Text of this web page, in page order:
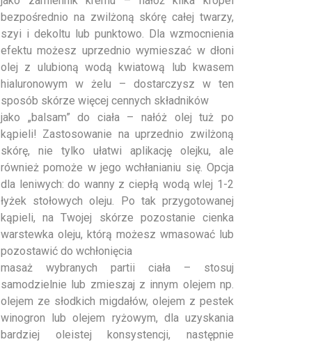
bezpośrednio na zwilżoną skórę całej twarzy,
szyi i dekoltu lub punktowo. Dla wzmocnienia
efektu możesz uprzednio wymieszać w dłoni
olej z ulubioną wodą kwiatową lub kwasem
hialuronowym w żelu – dostarczysz w ten
sposób skórze więcej cennych składników
jako „balsam” do ciała – nałóż olej tuż po
kąpieli! Zastosowanie na uprzednio zwilżoną
skórę, nie tylko ułatwi aplikację olejku, ale
również pomoże w jego wchłanianiu się. Opcja
dla leniwych: do wanny z ciepłą wodą wlej 1-2
łyżek stołowych oleju. Po tak przygotowanej
kąpieli, na Twojej skórze pozostanie cienka
warstewka oleju, którą możesz wmasować lub
pozostawić do wchłonięcia
masaż wybranych partii ciała – stosuj
samodzielnie lub zmieszaj z innym olejem np.
olejem ze słodkich migdałów, olejem z pestek
winogron lub olejem ryżowym, dla uzyskania
bardziej oleistej konsystencji, następnie